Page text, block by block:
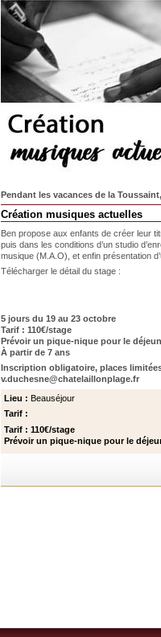
Pendant les vacances de la
Création musiques actuelles
Ben propose aux enfants de créer leur
puis dans les conditions d’un studio
musique (M.A.O), et enfin présentation
Télécharger le détail du stage :
5 jours du 19 au 23 octobre
Tarif : 110€/stage
Prévoir un pique-nique pour le
À partir de 7 ans
Inscription obligatoire, places
v.duchesne@chatelaillonplage.fr
Lieu : Beauséjour
Tarif :
Tarif : 110€/stage
Prévoir un pique-nique pour le